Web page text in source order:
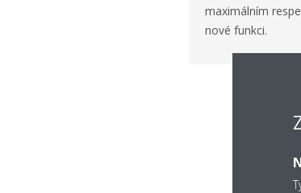
maximálním
nové funkci.